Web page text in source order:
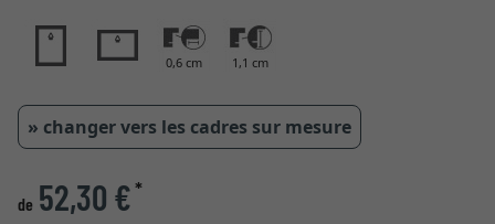
0,6 cm 1,1 cm
» changer vers les cadres sur mesure
de 52,30 €*